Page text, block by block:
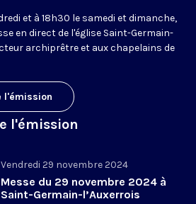
et à 18h30 le samedi et dimanche,
en direct de l'église Saint-Germain-
archiprêtre et aux chapelains de
l'émission
l'émission
Vendredi 29 novembre 2024
Messe du 29 novembre 2024 à
Saint-Germain-l’Auxerrois